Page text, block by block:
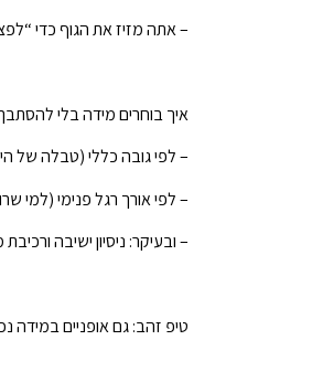
– אתה מזיז את הגוף כדי
איך בוחרים מידה בלי
– לפי גובה כללי (טבלה של
– לפי אורך רגל פנימי (למי
– ובעיקר: ניסיון ישיבה
טיפ זהב: גם אופניים במידה